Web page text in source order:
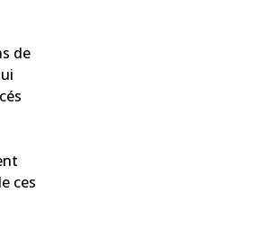
de
ces